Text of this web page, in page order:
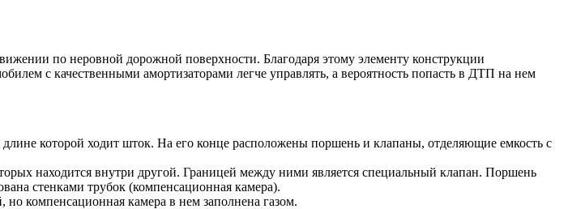
по неровной дорожной поверхности. Благодаря этому элементу конструкции
с качественными амортизаторами легче управлять, а вероятность попасть в ДТП на нем
которой ходит шток. На его конце расположены поршень и клапаны, отделяющие емкость с
находится внутри другой. Границей между ними является специальный клапан. Поршень
стенками трубок (компенсационная камера).
компенсационная камера в нем заполнена газом.